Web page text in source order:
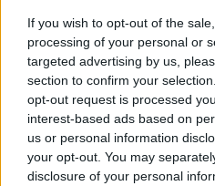
If you wish to opt-out of the
processing of your personal or
targeted advertising by us,
section to confirm your
opt-out request is processed
interest-based ads based on
us or personal information
your opt-out. You may
disclosure of your personal
Απομένουν2500χαρακτήρες